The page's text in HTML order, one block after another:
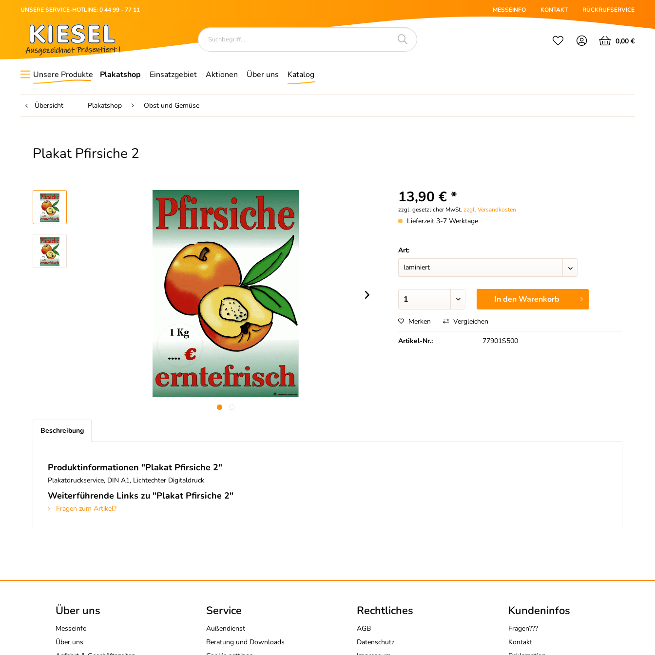
UNSERE SERVICE-HOTLINE: 0 44 99 - 77 11 MESSEINFO KONTAKT RÜCKRUFSERVICE
0,00 €
Unsere Produkte Plakatshop Einsatzgebiet Aktionen Über uns Katalog
Übersicht Plakatshop Obst und Gemüse
Plakat Pfirsiche 2
13,90 € *
zzgl. gesetzlicher MwSt.zzgl. Versandkosten
Lieferzeit 3-7 Werktage
Art:
In denWarenkorb
Merken Vergleichen
Artikel-Nr.: 77901S500
Beschreibung
Produktinformationen "Plakat Pfirsiche 2"
Plakatdruckservice, DIN A1, Lichtechter Digitaldruck
Weiterführende Links zu "Plakat Pfirsiche 2"
Fragen zum Artikel?
Über uns
Messeinfo
Über uns
Service
Außendienst
Beratung und Downloads
Rechtliches
AGB
Datenschutz
Kundeninfos
Fragen???
Kontakt